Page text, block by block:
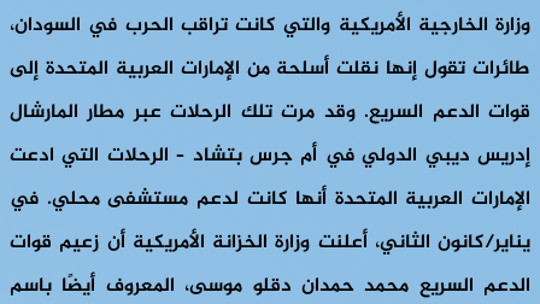
وزارة الخارجية الأمريكية والتي كانت تراقب الحرب في السودان،
طائرات تقول إنها نقلت أسلحة من الإمارات العربية المتحدة إلى
قوات الدعم السريع. وقد مرت تلك الرحلات عبر مطار المارشال
إدريس ديبي الدولي في أم جرس بتشاد – الرحلات التي ادعت
الإمارات العربية المتحدة أنها كانت لدعم مستشفى محلي. في
يناير/كانون الثاني، أعلنت وزارة الخزانة الأمريكية أن زعيم قوات
الدعم السريع محمد حمدان دقلو موسى، المعروف أيضًا باسم